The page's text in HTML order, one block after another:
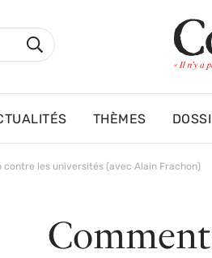
Rechercher
THÈMES
contre les universités (avec Alain Frachon)